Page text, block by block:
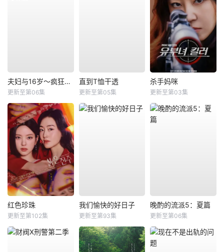
夫妇与16岁～疯狂的邻居～
更新至第06集
直到T恤干透
更新至第05集
杀手妈咪
更新至第03集
红色珍珠
更新至第102集
我们愉快的好日子
更新至第93集
晚酌的流派5：夏篇
更新至第06集